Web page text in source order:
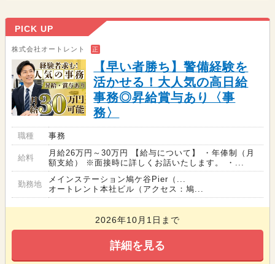
PICK UP
株式会社オートレント 正
【早い者勝ち】警備経験を
活かせる！大人気の高日給
事務◎昇給賞与あり〈事
務〉
職種 事務
給料
月給26万円～30万円 【給与について】 ・年俸制（月
額支給） ※面接時に詳しくお話いたします。 ・...
勤務地
メインステーション鳩ケ谷Pier（...
オートレント本社ビル（アクセス：鳩...
2026年10月1日まで
詳細を見る